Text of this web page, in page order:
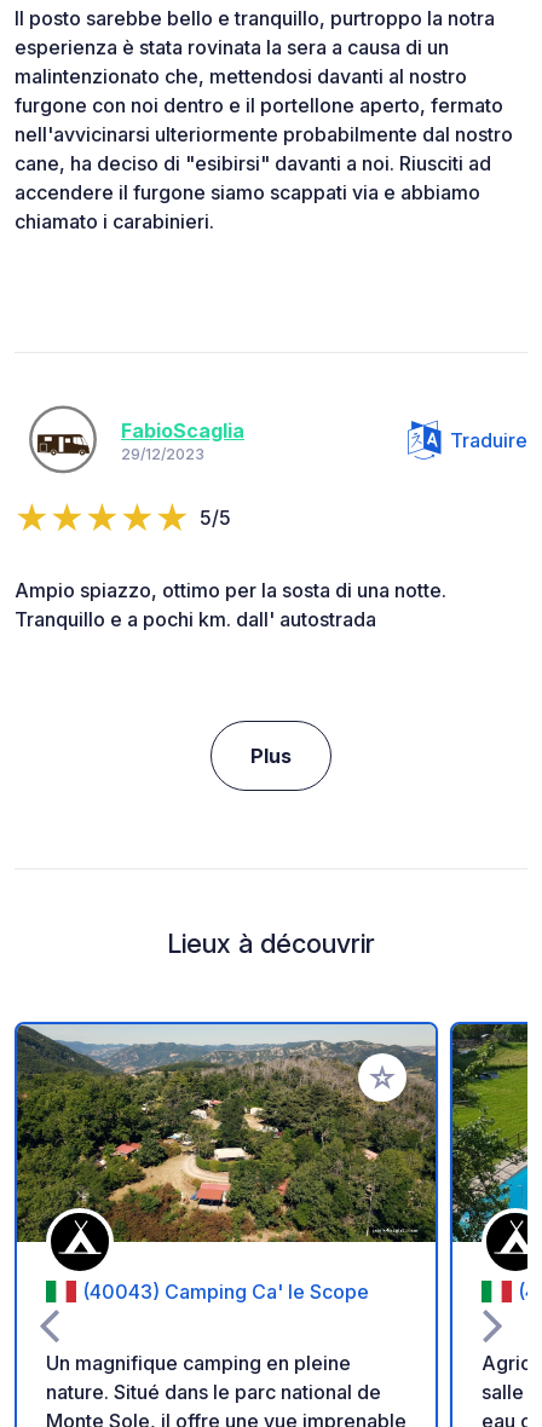
Il posto sarebbe bello e tranquillo, purtroppo la notra
esperienza è stata rovinata la sera a causa di un
malintenzionato che, mettendosi davanti al nostro
furgone con noi dentro e il portellone aperto, fermato
nell'avvicinarsi ulteriormente probabilmente dal nostro
cane, ha deciso di "esibirsi" davanti a noi. Riusciti ad
accendere il furgone siamo scappati via e abbiamo
chiamato i carabinieri.
FabioScaglia
29/12/2023
Traduire
5/5
Ampio spiazzo, ottimo per la sosta di una notte.
Tranquillo e a pochi km. dall' autostrada
Plus
Lieux à découvrir
Ajouter à vos
(40043) Camping Ca' le Scope
Un magnifique camping en pleine
nature. Situé dans le parc national de
Monte Sole, il offre une vue imprenable
salle
eau